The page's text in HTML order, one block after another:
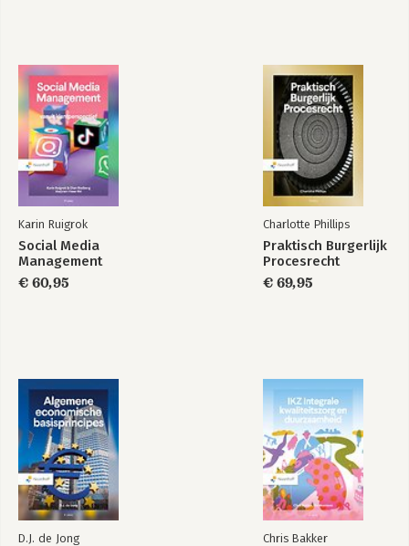
Karin Ruigrok
Social Media
Management
€ 60,95
Charlotte Phillips
Praktisch Burgerlijk
Procesrecht
€ 69,95
D.J. de Jong Chris Bakker